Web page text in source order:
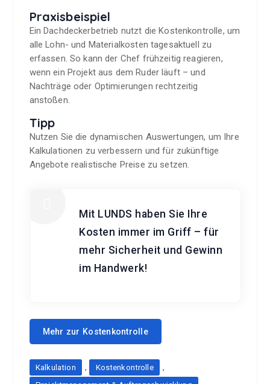
Praxisbeispiel
Ein Dachdeckerbetrieb nutzt die Kostenkontrolle, um
alle Lohn- und Materialkosten tagesaktuell zu
erfassen. So kann der Chef frühzeitig reagieren,
wenn ein Projekt aus dem Ruder läuft – und
Nachträge oder Optimierungen rechtzeitig
anstoßen.
Tipp
Nutzen Sie die dynamischen Auswertungen, um Ihre
Kalkulationen zu verbessern und für zukünftige
Angebote realistische Preise zu setzen.
Mit LUNDS haben Sie Ihre
Kosten immer im Griff – für
mehr Sicherheit und Gewinn
im Handwerk!
Mehr zur Kostenkontrolle
Kalkulation , Kostenkontrolle ,